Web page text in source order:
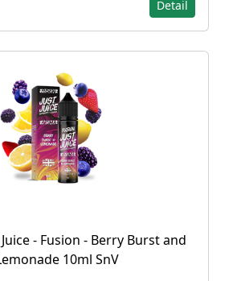
Detail
- Fusion - Berry Burst and
10ml SnV